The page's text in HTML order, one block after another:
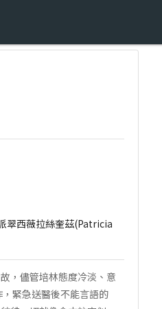
翠西薇拉絲奎茲(Patricia
，儘管培林態度冷淡、意
緊急送醫後不能言語的